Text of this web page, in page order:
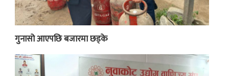
गुनासो आएपछि बजारमा छड्के